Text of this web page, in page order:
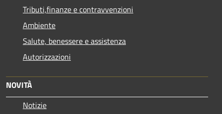
Tributi,finanze e contravvenzioni
Ambiente
Salute, benessere e assistenza
Autorizzazioni
NOVITÀ
Notizie